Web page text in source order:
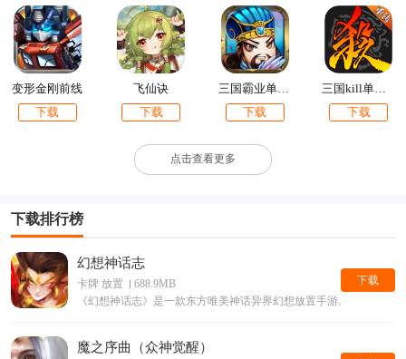
变形金刚前线
下载
飞仙诀
下载
三国霸业单机版
下载
下载
点击查看更多
下载排行榜
幻想神话志
卡牌 放置
688.9MB
《幻想神话志》是一款东方唯美神话异界幻想放置手游。
下载
魔之序曲（众神觉醒）